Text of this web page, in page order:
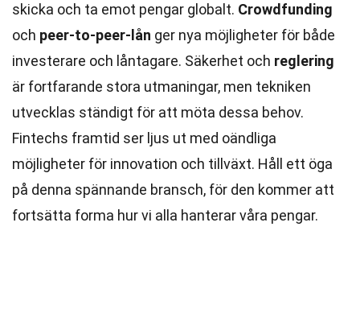
skicka och ta emot pengar globalt. Crowdfunding
och peer-to-peer-lån ger nya möjligheter för både
investerare och låntagare. Säkerhet och reglering
är fortfarande stora utmaningar, men tekniken
utvecklas ständigt för att möta dessa behov.
Fintechs framtid ser ljus ut med oändliga
möjligheter för innovation och tillväxt. Håll ett öga
på denna spännande bransch, för den kommer att
fortsätta forma hur vi alla hanterar våra pengar.